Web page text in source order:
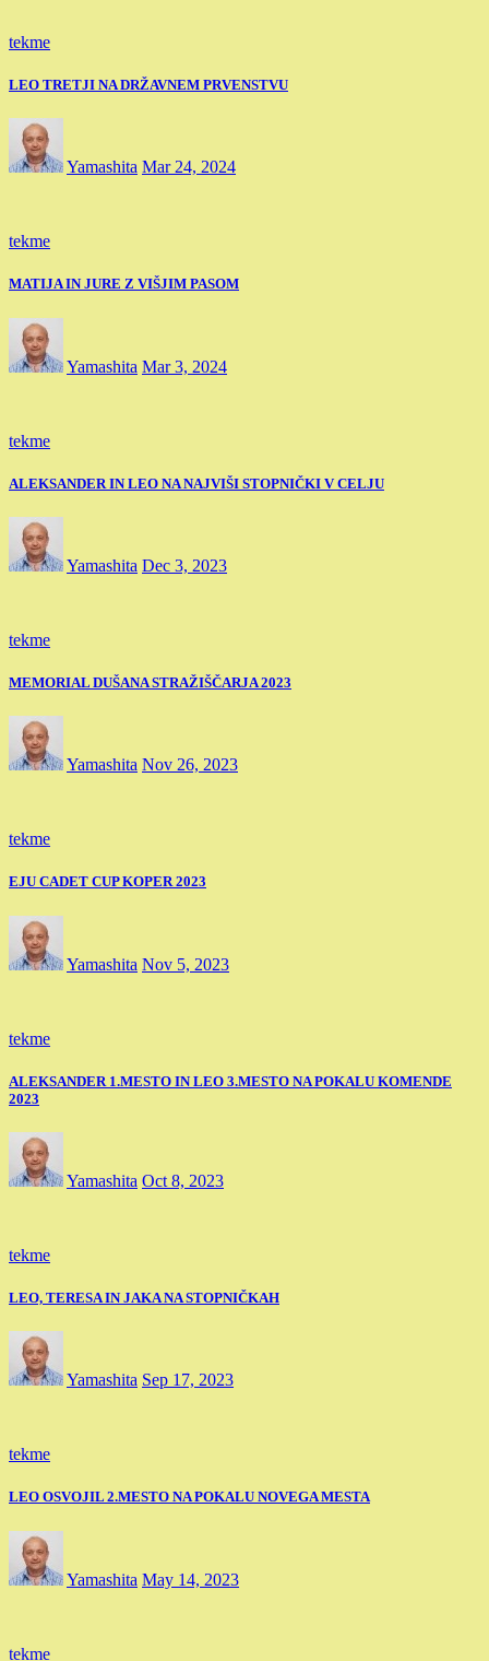
tekme
LEO TRETJI NA DRŽAVNEM PRVENSTVU
Yamashita Mar 24, 2024
tekme
MATIJA IN JURE Z VIŠJIM PASOM
Yamashita Mar 3, 2024
tekme
ALEKSANDER IN LEO NA NAJVIŠI STOPNIČKI V CELJU
Yamashita Dec 3, 2023
tekme
MEMORIAL DUŠANA STRAŽIŠČARJA 2023
Yamashita Nov 26, 2023
tekme
EJU CADET CUP KOPER 2023
Yamashita Nov 5, 2023
tekme
ALEKSANDER 1.MESTO IN LEO 3.MESTO NA POKALU KOMENDE
2023
Yamashita Oct 8, 2023
tekme
LEO, TERESA IN JAKA NA STOPNIČKAH
Yamashita Sep 17, 2023
tekme
LEO OSVOJIL 2.MESTO NA POKALU NOVEGA MESTA
Yamashita May 14, 2023
tekme